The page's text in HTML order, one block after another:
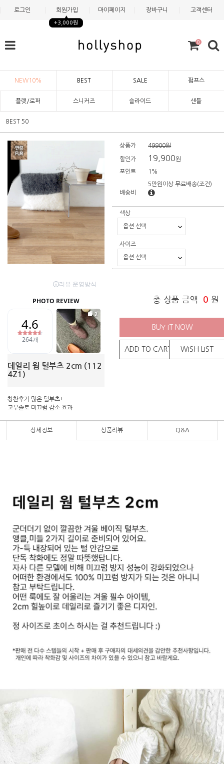
로그인 회원가입
+3,000원
마이페이지 장바구니 고객센터
0
NEW10% BEST SALE 펌프스
플랫/로퍼 스니커즈 슬라이드 샌들
BEST 50
데일리 웜 털부츠 2cm (112
4Z1)
칭찬후기 많은 털부츠!
고무솔로 미끄럼 감소 효과
상품가 49900원
할인가 19,900원
포인트 1%
배송비
5만원이상 무료배송(조건)
색상
사이즈
총 상품 금액 0 원
BUY IT NOW
ADD TO CART WISH LIST
상세정보 상품리뷰 Q&A